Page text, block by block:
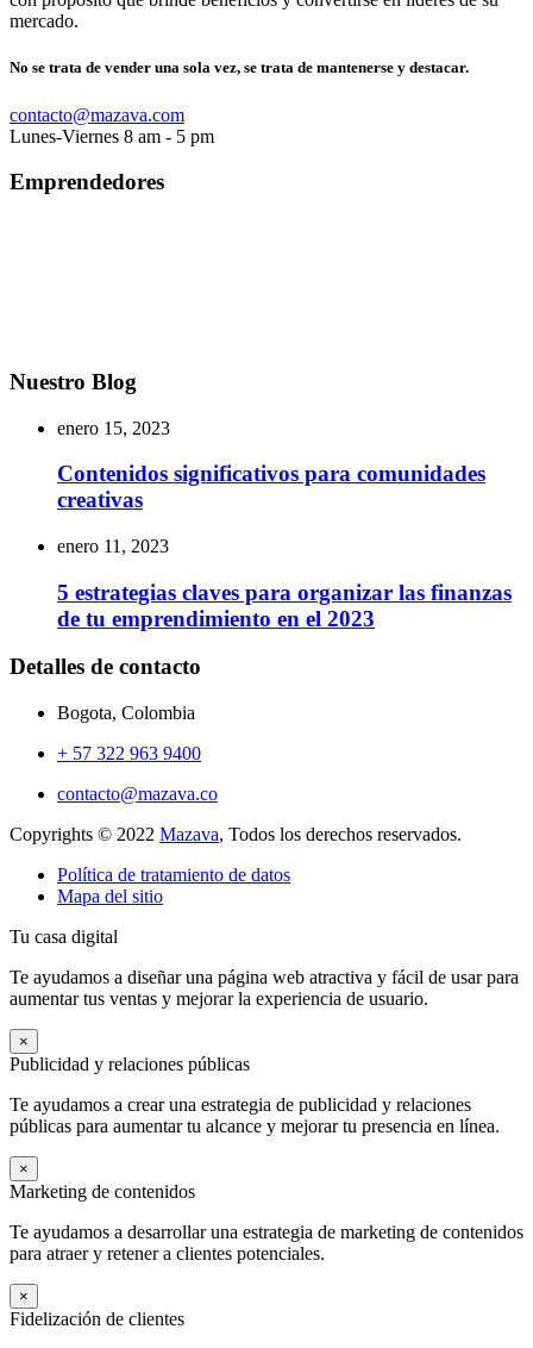
mercado.
No se trata de vender una sola vez, se trata de mantenerse y destacar.
contacto@mazava.com
Lunes-Viernes 8 am - 5 pm
Emprendedores
Nuestro Blog
enero 15, 2023
Contenidos significativos para comunidades
creativas
enero 11, 2023
5 estrategias claves para organizar las finanzas
de tu emprendimiento en el 2023
Detalles de contacto
Bogota, Colombia
+ 57 322 963 9400
contacto@mazava.co
Copyrights © 2022 Mazava, Todos los derechos reservados.
Política de tratamiento de datos
Mapa del sitio
Tu casa digital
Te ayudamos a diseñar una página web atractiva y fácil de usar para
aumentar tus ventas y mejorar la experiencia de usuario.
×
Publicidad y relaciones públicas
Te ayudamos a crear una estrategia de publicidad y relaciones
públicas para aumentar tu alcance y mejorar tu presencia en línea.
×
Marketing de contenidos
Te ayudamos a desarrollar una estrategia de marketing de contenidos
para atraer y retener a clientes potenciales.
×
Fidelización de clientes